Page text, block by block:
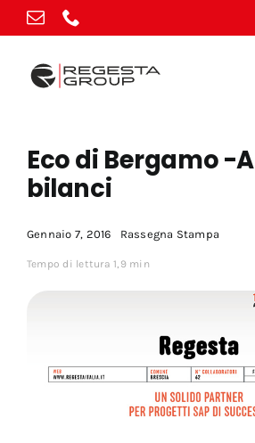
al
contenuto
Eco di Bergamo -
bilanci
Gennaio 7, 2016 Rassegna Stampa
Tempo di lettura 1,9 min